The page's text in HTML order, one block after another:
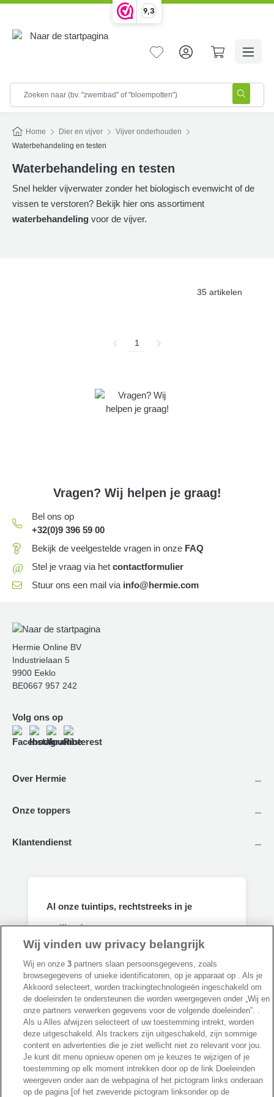
9,3
Home Dier en vijver
Vijver onderhouden
Waterbehandeling en testen
Waterbehandeling en testen
Snel helder vijverwater zonder het biologisch evenwicht of de
vissen te verstoren? Bekijk hier ons assortiment
waterbehandeling voor de vijver.
35 artikelen
1
Vragen? Wij helpen je graag!
Bel ons op
+32(0)9 396 59 00
Bekijk de veelgestelde vragen in onze FAQ
@ Stel je vraag via het contactformulier
Stuur ons een mail via info@hermie.com
Hermie Online BV
Industrielaan 5
9900 Eeklo
BE0667 957 242
Volg ons op
Over Hermie
Onze toppers
Klantendienst
Al onze tuintips, rechtstreeks in je
mailbox!
We mailen je alleen handige weetjes, groene
kortingen. Je ontvangt 'm ongeveer 1x per
week en je kan op elk moment uitschrijven.
Geen spam, beloofd 🤞
Inschrijven
Privacybeleid
Wij vinden uw privacy belangrijk
Wij en onze3 partners slaan persoonsgegevens, zoals
browsegegevens of unieke identificatoren, op je apparaat op . Als je
Akkoord selecteert, worden trackingtechnologieën ingeschakeld om
de doeleinden te ondersteunen die worden weergegeven onder „Wij en
onze partners verwerken gegevens voor de volgende doeleinden”. .
Als u Alles afwijzen selecteert of uw toestemming intrekt, worden
deze uitgeschakeld. Als trackers zijn uitgeschakeld, zijn sommige
content en advertenties die je ziet wellicht niet zo relevant voor jou.
Je kunt dit menu opnieuw openen om je keuzes te wijzigen of je
toestemming op elk moment intrekken door op de link Doeleinden
weergeven onder aan de webpagina of het pictogram links onderaan
op de pagina [of het zwevende pictogram linksonder op de